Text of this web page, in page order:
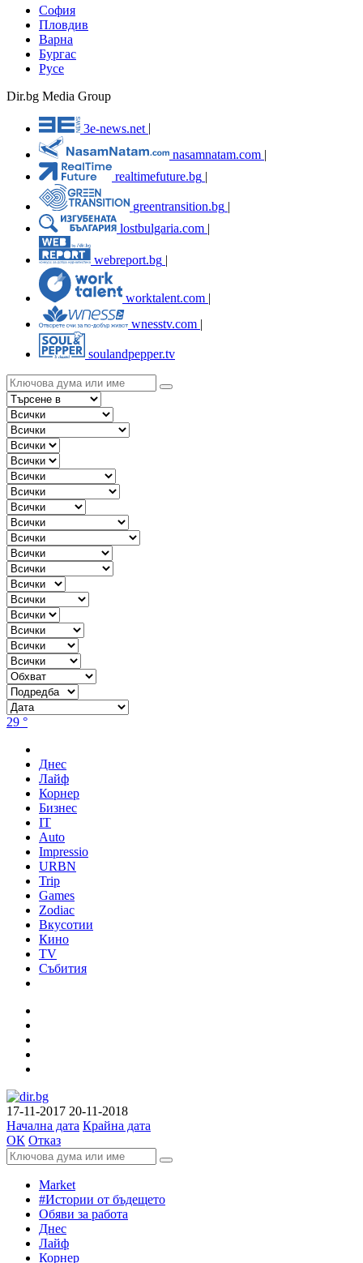
София
Пловдив
Варна
Бургас
Русе
Dir.bg Media Group
3e-news.net
nasamnatam.com |
realtimefuture.bg |
greentransition.bg |
lostbulgaria.com |
webreport.bg
worktalent.com |
wnesstv.com |
soulandpepper.tv
29 °
Днес
Лайф
Корнер
Бизнес
IT
Auto
Impressio
URBN
Trip
Games
Zodiac
Вкусотии
Кино
TV
Събития
17-11-2017 20-11-2018
Начална дата Крайна дата
ОК Отказ
Market
#Истории от бъдещето
Обяви за работа
Днес
Лайф
Корнер